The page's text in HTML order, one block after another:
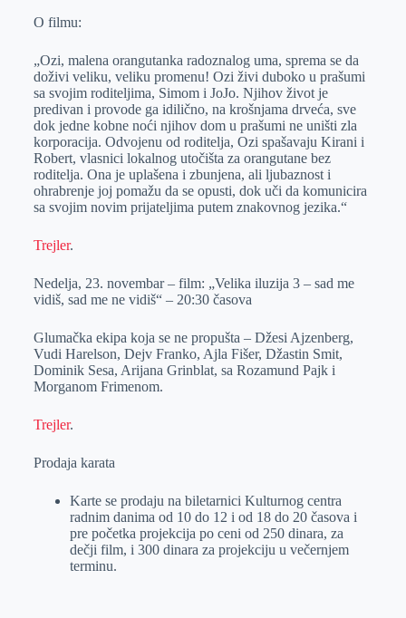
O filmu:
„Ozi, malena orangutanka radoznalog uma, sprema se da
doživi veliku, veliku promenu! Ozi živi duboko u prašumi
sa svojim roditeljima, Simom i JoJo. Njihov život je
predivan i provode ga idilično, na krošnjama drveća, sve
dok jedne kobne noći njihov dom u prašumi ne uništi zla
korporacija. Odvojenu od roditelja, Ozi spašavaju Kirani i
Robert, vlasnici lokalnog utočišta za orangutane bez
roditelja. Ona je uplašena i zbunjena, ali ljubaznost i
ohrabrenje joj pomažu da se opusti, dok uči da komunicira
sa svojim novim prijateljima putem znakovnog jezika.“
Trejler.
Nedelja, 23. novembar – film: „Velika iluzija 3 – sad me
vidiš, sad me ne vidiš“ – 20:30 časova
Glumačka ekipa koja se ne propušta – Džesi Ajzenberg,
Vudi Harelson, Dejv Franko, Ajla Fišer, Džastin Smit,
Dominik Sesa, Arijana Grinblat, sa Rozamund Pajk i
Morganom Frimenom.
Trejler.
Prodaja karata
Karte se prodaju na biletarnici Kulturnog centra
radnim danima od 10 do 12 i od 18 do 20 časova i
pre početka projekcija po ceni od 250 dinara, za
dečji film, i 300 dinara za projekciju u večernjem
terminu.